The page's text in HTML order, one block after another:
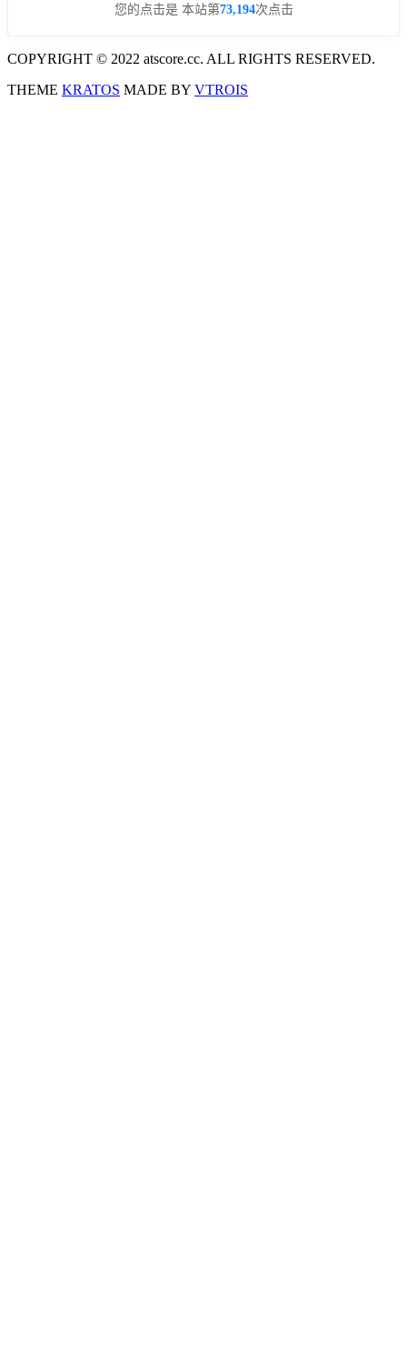
您的点击是 本站第73,194次点击
COPYRIGHT © 2022 atscore.cc. ALL RIGHTS RESERVED.
THEME KRATOS MADE BY VTROIS